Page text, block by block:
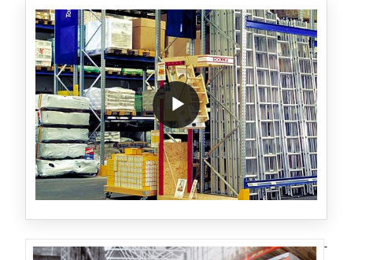
/block/textandmediablock/playvideo.Localize())
-